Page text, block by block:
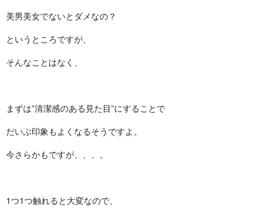
美男美女でないとダメなの？
というところですが、
そんなことはなく、
まずは”清潔感のある見た目”にすることで
だいぶ印象もよくなるそうですよ。
今さらかもですが、、、。
1つ1つ触れると大変なので、